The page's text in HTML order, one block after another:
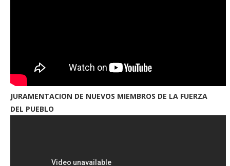
JURAMENTACION DE NUEVOS MIEMBROS DE LA FUERZA
DEL PUEBLO